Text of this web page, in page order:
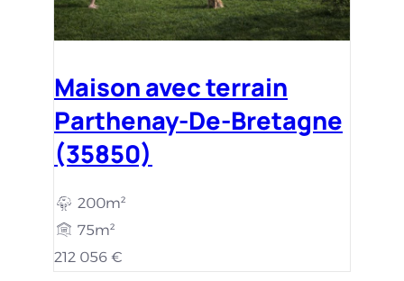
Maison avec terrain
Parthenay-De-Bretagne
(35850)
200m²
75m²
212 056 €